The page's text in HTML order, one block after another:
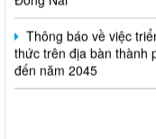
Thông báo về việc
thức trên địa bàn thành
đến năm 2045